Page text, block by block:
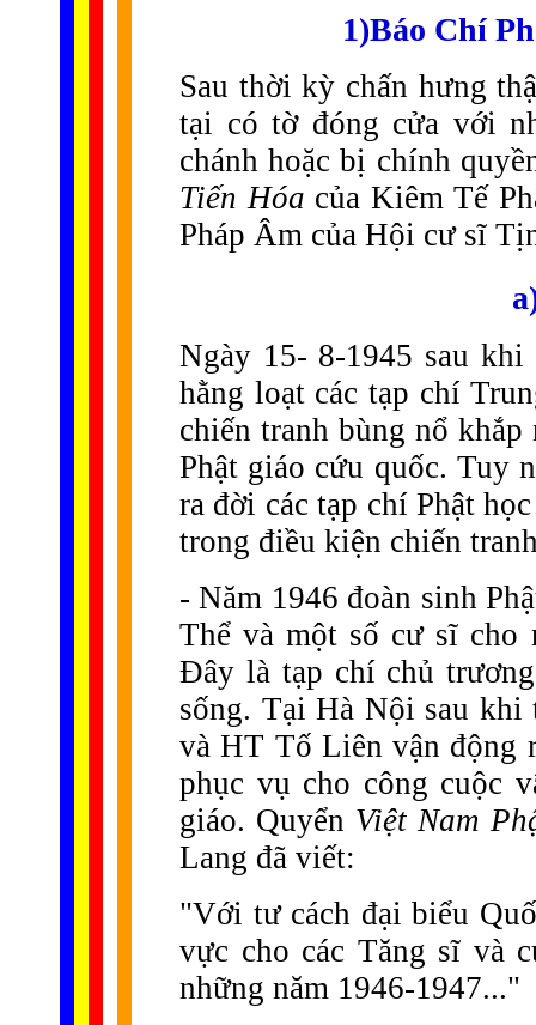
1)Báo Chí
Sau thời kỳ chấn hưng
tại có tờ đóng cửa với
chánh hoặc bị chính
Tiến Hóa của Kiêm Tế
Pháp Âm của Hội cư sĩ
Ngày 15- 8-1945 sau
hằng loạt các tạp chí
chiến tranh bùng nổ
Phật giáo cứu quốc. Tuy
ra đời các tạp chí Phật
trong điều kiện chiến
- Năm 1946 đoàn sinh
Thể và một số cư sĩ
Đây là tạp chí chủ
sống. Tại Hà Nội sau
và HT Tố Liên vận động
phục vụ cho công cuộc
giáo. Quyển Việt Nam
Lang đã viết:
"Với tư cách đại biểu
vực cho các Tăng sĩ và
những năm 1946-1947..."